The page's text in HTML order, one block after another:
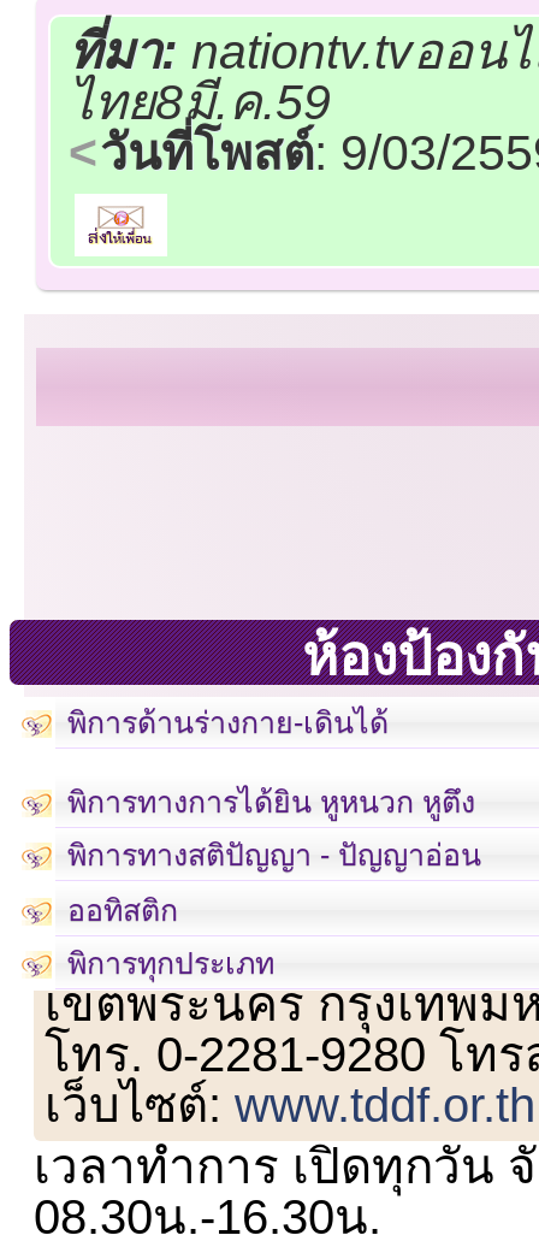
ที่มา: nationtv.tvออ
ไทย8มี.ค.59
วันที่โพสต์: 9/03/
ห้องป้อง
พิการด้านร่างกาย-เดินได้
พิการทางการได้ยิน หูหนวก หูตึง
พิการทางสติปัญญา - ปัญญาอ่อน
ออทิสติก
พิการทุกประเภท
เลขที่ 23 ชั้น 2 ถนนวิ
เขตพระนคร กรุงเทพม
โทร. 0-2281-9280 โท
เว็บไซต์:www.tddf.or.th
เวลาทำการ เปิดทุกวัน
08.30น.-16.30น.